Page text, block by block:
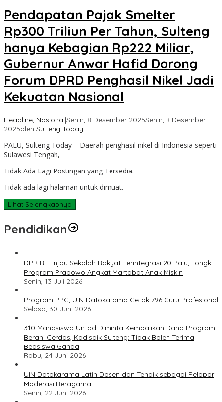
Pendapatan Pajak Smelter
Rp300 Triliun Per Tahun, Sulteng
hanya Kebagian Rp222 Miliar,
Gubernur Anwar Hafid Dorong
Forum DPRD Penghasil Nikel Jadi
Kekuatan Nasional
Headline, Nasional|Senin, 8 Desember 2025Senin, 8 Desember
2025oleh Sulteng Today
PALU, Sulteng Today – Daerah penghasil nikel di Indonesia seperti
Sulawesi Tengah,
Tidak Ada Lagi Postingan yang Tersedia.
Tidak ada lagi halaman untuk dimuat.
Lihat Selengkapnya
Pendidikan
DPR RI Tinjau Sekolah Rakyat Terintegrasi 20 Palu, Longki:
Program Prabowo Angkat Martabat Anak Miskin
Senin, 13 Juli 2026
Program PPG, UIN Datokarama Cetak 796 Guru Profesional
Selasa, 30 Juni 2026
310 Mahasiswa Untad Diminta Kembalikan Dana Program
Berani Cerdas, Kadisdik Sulteng: Tidak Boleh Terima
Beasiswa Ganda
Rabu, 24 Juni 2026
UIN Datokarama Latih Dosen dan Tendik sebagai Pelopor
Moderasi Beragama
Senin, 22 Juni 2026